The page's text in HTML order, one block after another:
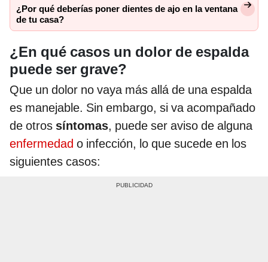
¿Por qué deberías poner dientes de ajo en la ventana
de tu casa?
¿En qué casos un dolor de espalda
puede ser grave?
Que un dolor no vaya más allá de una espalda
es manejable. Sin embargo, si va acompañado
de otros síntomas, puede ser aviso de alguna
enfermedad o infección, lo que sucede en los
siguientes casos: